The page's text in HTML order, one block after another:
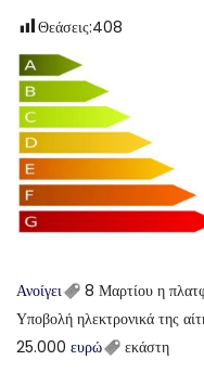
Θεάσεις:408
Ανοίγει
8 Μαρτίου η
Υποβολή ηλεκτρονικά της
25.000 ευρώ εκάστη